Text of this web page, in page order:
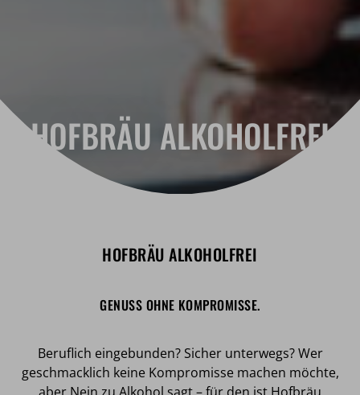
HOFBRÄU ALKOHOLFREI
HOFBRÄU ALKOHOLFREI
GENUSS OHNE KOMPROMISSE.
Beruflich eingebunden? Sicher unterwegs? Wer
geschmacklich keine Kompromisse machen möchte,